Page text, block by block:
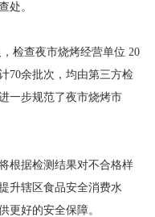
处。
检查夜市烧烤经营单位 20
70余批次，均由第三方检
一步规范了夜市烧烤市
据检测结果对不合格样
升辖区食品安全消费水
更好的安全保障。